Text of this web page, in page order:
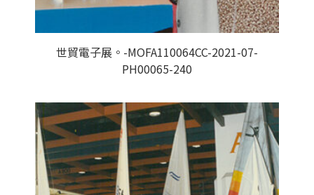
世貿電子展。-MOFA110064CC-2021-07-
PH00065-240